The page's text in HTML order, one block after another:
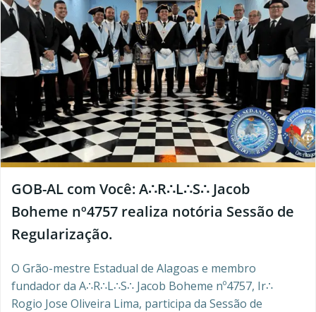
GOB-AL com Você: A∴R∴L∴S∴ Jacob
Boheme nº4757 realiza notória Sessão de
Regularização.
O Grão-mestre Estadual de Alagoas e membro
fundador da A∴R∴L∴S∴ Jacob Boheme nº4757, Ir∴
Rogio Jose Oliveira Lima, participa da Sessão de